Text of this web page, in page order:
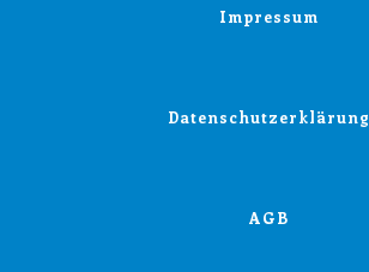
Impressum
Datenschutzerklärung
AGB